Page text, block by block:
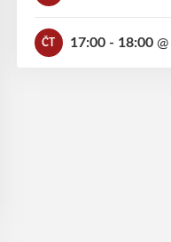
ČT 17:00 - 18:00@